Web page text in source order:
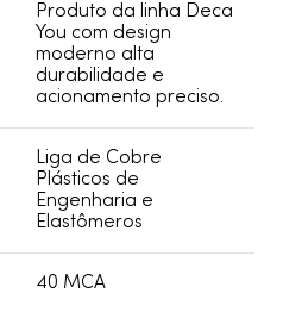
Produto da linha Deca
You com design
moderno alta
durabilidade e
acionamento preciso.
Liga de Cobre
Plásticos de
Engenharia e
Elastômeros
40 MCA